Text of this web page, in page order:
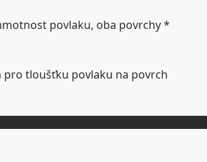
povlaku, oba povrchy *
tloušťku povlaku na povrch